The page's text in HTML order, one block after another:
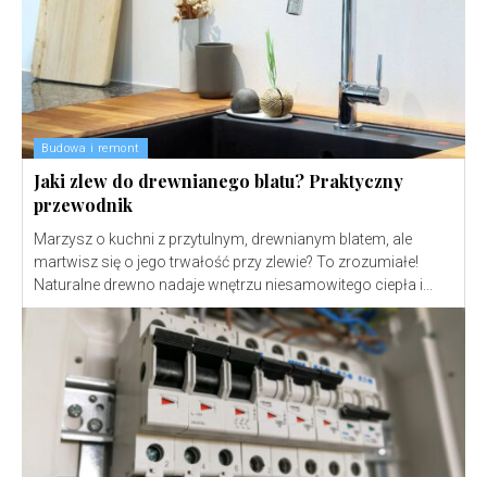
Budowa i remont
Jaki zlew do drewnianego blatu? Praktyczny
przewodnik
Marzysz o kuchni z przytulnym, drewnianym blatem, ale
martwisz się o jego trwałość przy zlewie? To zrozumiałe!
Naturalne drewno nadaje wnętrzu niesamowitego ciepła i...